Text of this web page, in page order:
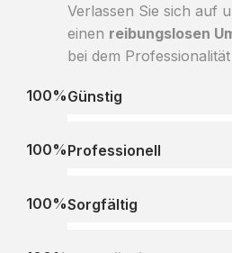
Verlassen Sie sich auf
einen reibungslosen
bei dem
Günstig
100%
Professionell
100%
Sorgfältig
100%